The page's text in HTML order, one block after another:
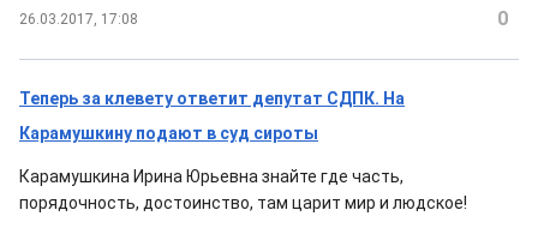
26.03.2017, 17:08 0
Теперь за клевету ответит депутат СДПК. На
Карамушкину подают в суд сироты
Карамушкина Ирина Юрьевна знайте где часть,
порядочность, достоинство, там царит мир и людское!